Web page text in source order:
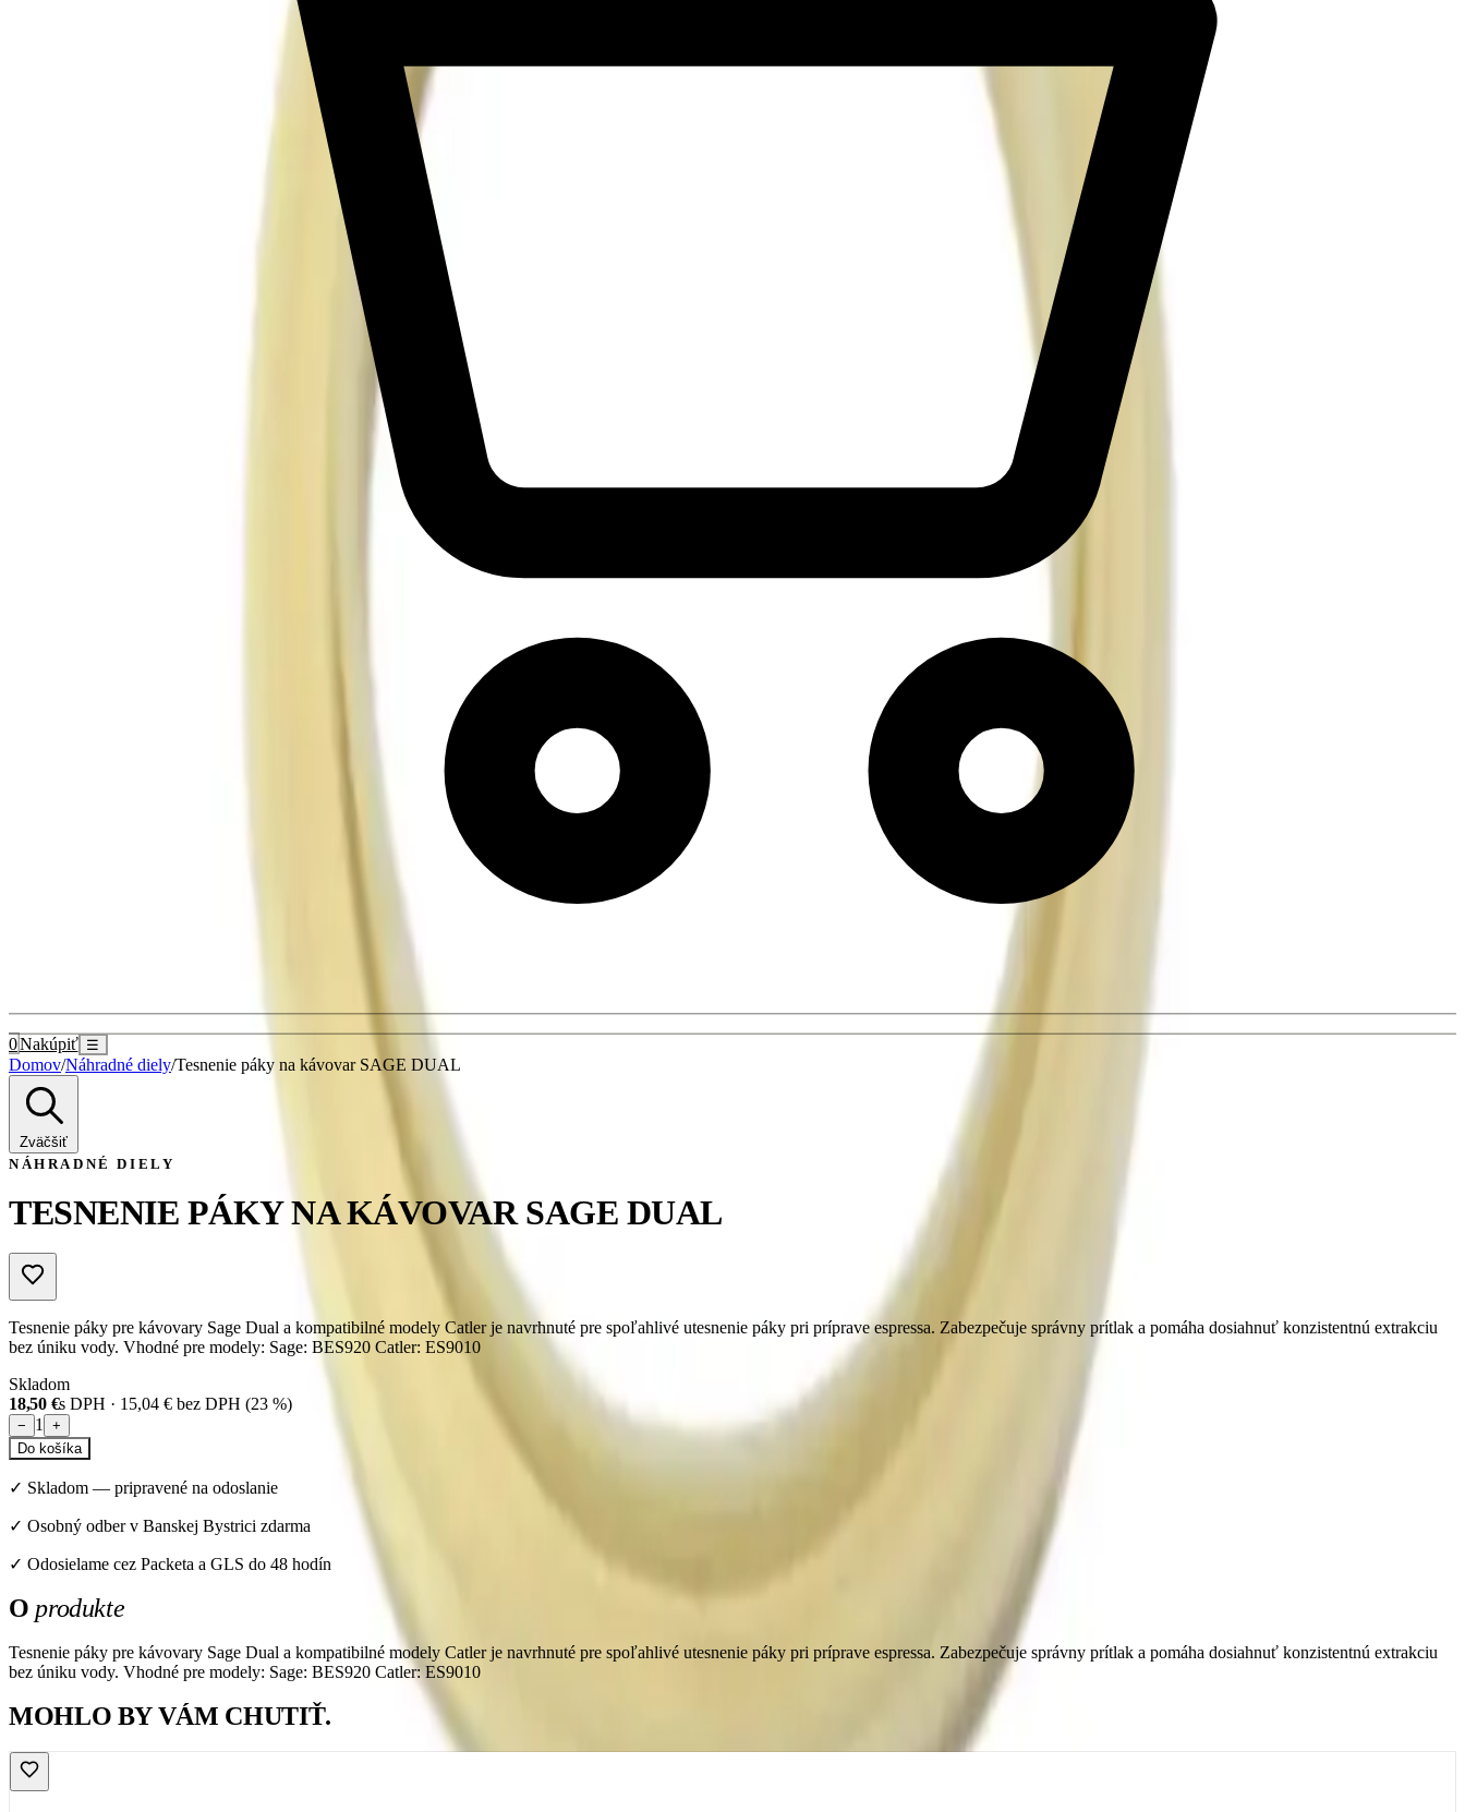
0Nakúpiť ☰
Domov/Náhradné diely/Tesnenie páky na kávovar SAGE DUAL
Zväčšiť
NÁHRADNÉ DIELY
TESNENIE PÁKY NA KÁVOVAR SAGE DUAL
Tesnenie páky pre kávovary Sage Dual a kompatibilné modely Catler je navrhnuté pre spoľahlivé utesnenie páky pri príprave espressa. Zabezpečuje správny prítlak a pomáha dosiahnuť konzistentnú extrakciu
bez úniku vody. Vhodné pre modely: Sage: BES920 Catler: ES9010
Skladom
18,50 €s DPH · 15,04 € bez DPH (23 %)
− 1
+
Do košíka
✓ Skladom — pripravené na odoslanie
✓ Osobný odber v Banskej Bystrici zdarma
✓ Odosielame cez Packeta a GLS do 48 hodín
O produkte
Tesnenie páky pre kávovary Sage Dual a kompatibilné modely Catler je navrhnuté pre spoľahlivé utesnenie páky pri príprave espressa. Zabezpečuje správny prítlak a pomáha dosiahnuť konzistentnú extrakciu
bez úniku vody. Vhodné pre modely: Sage: BES920 Catler: ES9010
MOHLO BY VÁM CHUTIŤ.